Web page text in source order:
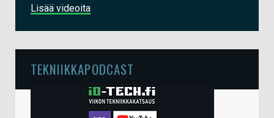
Lisää videoita
TEKNIIKKAPODCAST